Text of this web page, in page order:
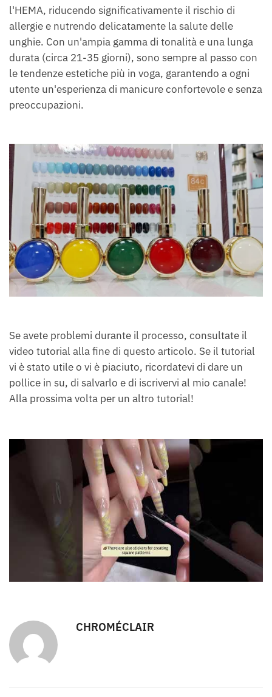
l'HEMA, riducendo significativamente il rischio di
allergie e nutrendo delicatamente la salute delle
unghie. Con un'ampia gamma di tonalità e una lunga
durata (circa 21-35 giorni), sono sempre al passo con
le tendenze estetiche più in voga, garantendo a ogni
utente un'esperienza di manicure confortevole e senza
preoccupazioni.
Se avete problemi durante il processo, consultate il
video tutorial alla fine di questo articolo. Se il tutorial
vi è stato utile o vi è piaciuto, ricordatevi di dare un
pollice in su, di salvarlo e di iscrivervi al mio canale!
Alla prossima volta per un altro tutorial!
CHROMÉCLAIR